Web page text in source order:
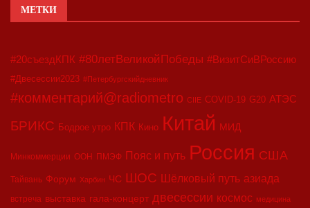
МЕТКИ
#20съездКПК #80летВеликойПобеды #ВизитСиВРоссию
#Двесессии2023 #Петербургскийдневник
#комментарий@radiometro CIIE COVID-19 G20 АТЭС
БРИКС Бодрое утро КПК Кино Китай МИД
Минкоммерции ООН ПМЭФ Пояс и путь Россия США
Тайвань Форум Харбин ЧС ШОС Шёлковый путь азиада
встреча выставка гала-концерт двесессии космос медицина